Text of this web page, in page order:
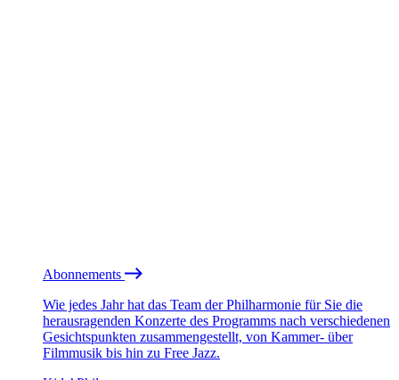
Abonnements
Wie jedes Jahr hat das Team der Philharmonie für Sie die
herausragenden Konzerte des Programms nach verschiedenen
Gesichtspunkten zusammengestellt, von Kammer- über
Filmmusik bis hin zu Free Jazz.